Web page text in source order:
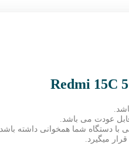
عودت می باشد.
با دستگاه شما همخوانی داشته باشد.
میگیرد.